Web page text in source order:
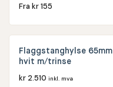
Fra kr155
Flaggstanghylse 65mm
hvit m/trinse
kr 2.510 inkl. mva